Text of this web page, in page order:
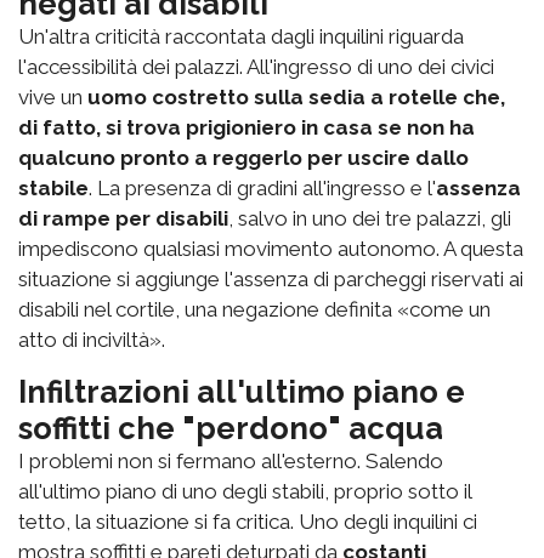
Un'altra criticità raccontata dagli inquilini riguarda
l'accessibilità dei palazzi. All'ingresso di uno dei civici
vive un uomo costretto sulla sedia a rotelle che,
di fatto, si trova prigioniero in casa se non ha
qualcuno pronto a reggerlo per uscire dallo
stabile. La presenza di gradini all'ingresso e l'assenza
di rampe per disabili, salvo in uno dei tre palazzi, gli
impediscono qualsiasi movimento autonomo. A questa
situazione si aggiunge l'assenza di parcheggi riservati ai
disabili nel cortile, una negazione definita «come un
atto di inciviltà».
Infiltrazioni all'ultimo piano e
soffitti che "perdono" acqua
I problemi non si fermano all'esterno. Salendo
all'ultimo piano di uno degli stabili, proprio sotto il
tetto, la situazione si fa critica. Uno degli inquilini ci
mostra soffitti e pareti deturpati da costanti